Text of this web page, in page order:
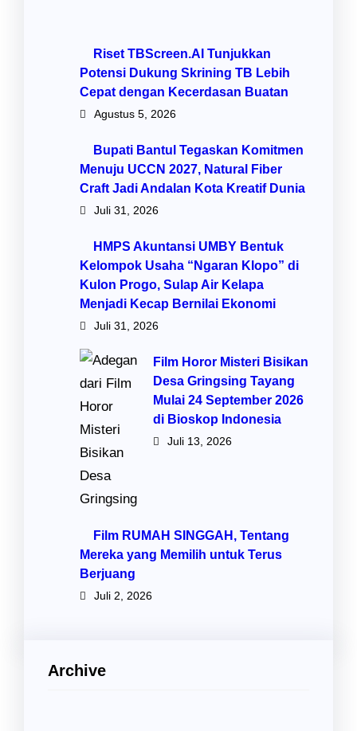
Riset TBScreen.AI Tunjukkan
Potensi Dukung Skrining TB Lebih
Cepat dengan Kecerdasan Buatan
Agustus 5, 2026
Bupati Bantul Tegaskan Komitmen
Menuju UCCN 2027, Natural Fiber
Craft Jadi Andalan Kota Kreatif Dunia
Juli 31, 2026
HMPS Akuntansi UMBY Bentuk
Kelompok Usaha “Ngaran Klopo” di
Kulon Progo, Sulap Air Kelapa
Menjadi Kecap Bernilai Ekonomi
Juli 31, 2026
Film Horor Misteri Bisikan
Desa Gringsing Tayang
Mulai 24 September 2026
di Bioskop Indonesia
Juli 13, 2026
Film RUMAH SINGGAH, Tentang
Mereka yang Memilih untuk Terus
Berjuang
Juli 2, 2026
Archive